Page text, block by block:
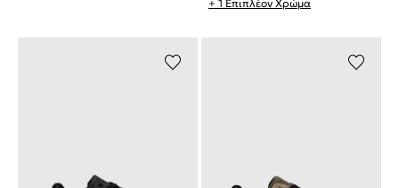
+ 1 Επιπλέον Χρώμα